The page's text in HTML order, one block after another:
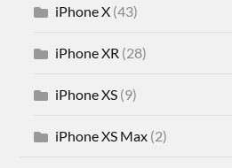
iPhone X (43)
iPhone XR (28)
iPhone XS (9)
iPhone XS Max (2)